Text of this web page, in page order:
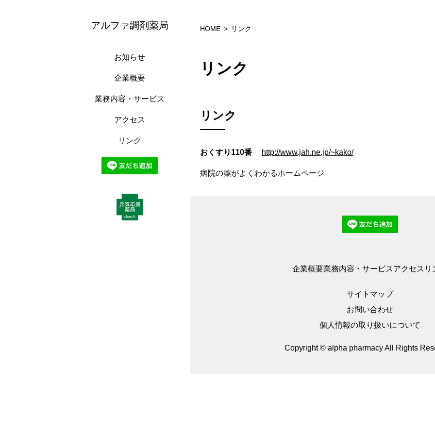
アルファ調剤薬局
お知らせ
企業概要
業務内容・サービス
アクセス
リンク
HOME リンク
リンク
リンク
おくすり110番 http://www.jah.ne.jp/~kako/
病院の薬がよくわかるホームページ
企業概要業務内容・サービスアクセス リ
サイトマップ
お問い合わせ
個人情報の取り扱いについて
Copyright © alpha pharmacyAll Rights